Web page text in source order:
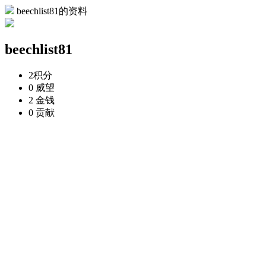
beechlist81的资料
beechlist81
2积分
0 威望
2 金钱
0 贡献